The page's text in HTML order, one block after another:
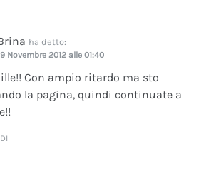
ha detto:
Novembre 2012 alle 01:40
Con ampio ritardo ma sto
la pagina, quindi continuate a